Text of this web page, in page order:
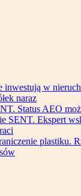
inwestują w
naraz
Status AEO
SENT. Ekspert
plastiku.